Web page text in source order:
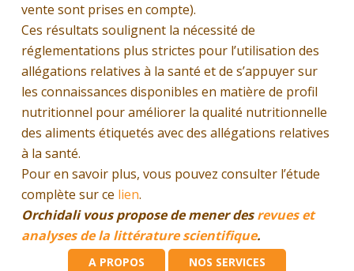
vente sont prises en compte).
Ces résultats soulignent la nécessité de
réglementations plus strictes pour l’utilisation des
allégations relatives à la santé et de s’appuyer sur
les connaissances disponibles en matière de profil
nutritionnel pour améliorer la qualité nutritionnelle
des aliments étiquetés avec des allégations relatives
à la santé.
Pour en savoir plus, vous pouvez consulter l’étude
complète sur ce lien.
Orchidali vous propose de mener desrevues et
analyses de la littérature scientifique.
A PROPOS NOS SERVICES